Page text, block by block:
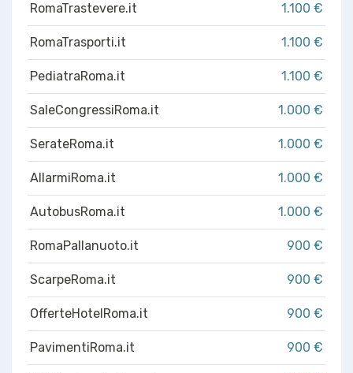
RomaTrastevere.it 1.100 €
RomaTrasporti.it 1.100 €
PediatraRoma.it 1.100 €
SaleCongressiRoma.it 1.000 €
SerateRoma.it 1.000 €
AllarmiRoma.it 1.000 €
AutobusRoma.it 1.000 €
RomaPallanuoto.it 900 €
ScarpeRoma.it 900 €
OfferteHotelRoma.it 900 €
PavimentiRoma.it 900 €